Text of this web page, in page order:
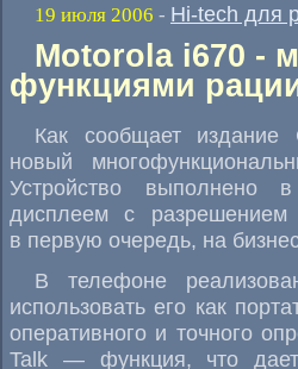
19 июля 2006 - Hi-tech для
Motorola i670 -
функциями
Как сообщает издание
новый
Устройство выполнено
дисплеем с
в первую очередь, на
В телефоне
использовать его как
оперативного и точного
Talk — функция, что